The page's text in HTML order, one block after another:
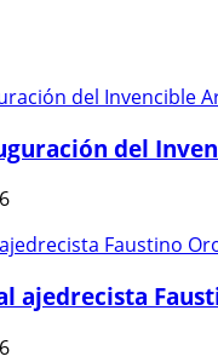
del
ajedrecista